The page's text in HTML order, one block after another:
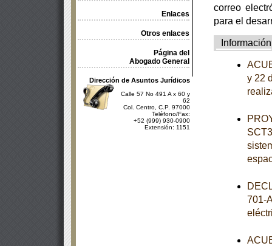
Enlaces
Otros enlaces
Página del
Abogado General
Dirección de Asuntos Jurídicos
Calle 57 No 491 A x 60 y
62
Col. Centro, C.P. 97000
Teléfono/Fax:
+52 (999) 930-0900
Extensión: 1151
correo
para el
Información
y 22
701-